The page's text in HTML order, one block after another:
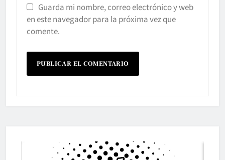
Guarda mi nombre, correo electrónico y web
en este navegador para la próxima vez que
comente.